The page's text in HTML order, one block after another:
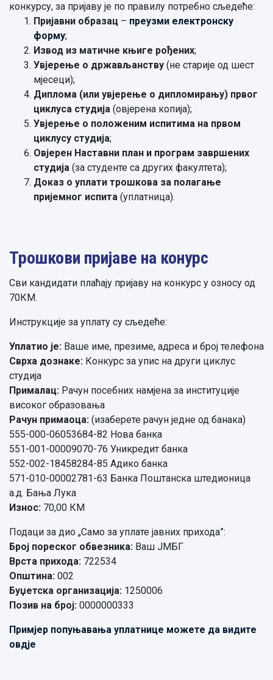
конкурсу, за пријаву је по правилу потребно сљедеће:
Пријавни образац – преузми електронску
форму;
Извод из матичне књиге рођених;
Увјерење о држављанству (не старије од шест
мјесеци);
Диплома (или увјерење о дипломирању) првог
циклуса студија (овјерена копија);
Увјерење о положеним испитима на првом
циклусу студија;
Овјерен Наставни план и програм завршених
студија (за студенте са других факултета);
Доказ о уплати трошкова за полагање
пријемног испита (уплатница).
Трошкови пријаве на конурс
Сви кандидати плаћају пријаву на конкурс у озносу од
70КМ.
Инструкције за уплату су сљедеће:
Уплатио је: Ваше име, презиме, адреса и број телефона
Сврха дознаке: Конкурс за упис на други циклус
студија
Прималац: Рачун посебних намјена за институције
високог образовања
Рачун примаоца: (изаберете рачун једне од банака)
555-000-06053684-82 Нова банка
551-001-00009070-76 Уникредит банка
552-002-18458284-85 Адико банка
571-010-00002781-63 Банка Поштанска штедионица
а.д. Бања Лука
Износ: 70,00 КМ
Подаци за дио „Само за уплате јавних прихода”:
Број пореског обвезника: Ваш ЈМБГ
Врста прихода: 722534
Општина: 002
Буџетска организација: 1250006
Позив на број: 0000000333
Примјер попуњавања уплатнице можете да видите
овдје